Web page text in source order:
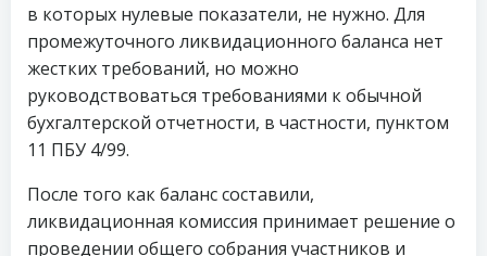
в которых нулевые показатели, не нужно. Для
промежуточного ликвидационного баланса нет
жестких требований, но можно
руководствоваться требованиями к обычной
бухгалтерской отчетности, в частности, пунктом
11 ПБУ 4/99.
После того как баланс составили,
ликвидационная комиссия принимает решение о
проведении общего собрания участников и